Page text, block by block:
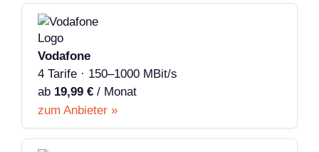
Vodafone
4 Tarife · 150–1000 MBit/s
ab 19,99 € / Monat
zum Anbieter »